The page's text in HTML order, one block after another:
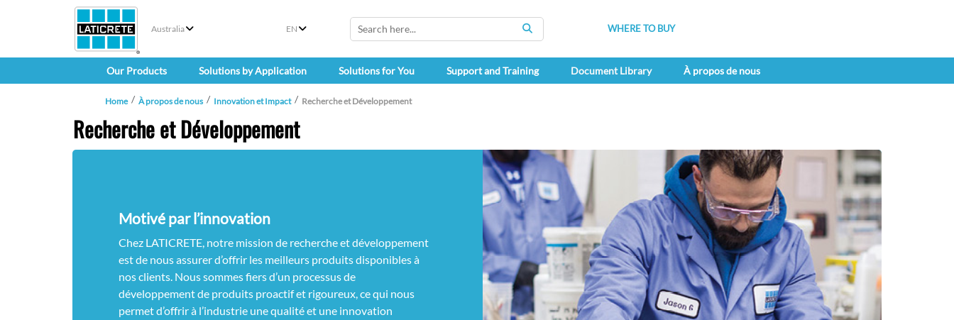
Australia EN
SEARCH
WHERE TO BUY
Our Products Solutions by Application Solutions for You Support and Training Document Library À propos de nous
Home À propos de nous Innovation et Impact Recherche et Développement
Recherche et Développement
Motivé par l’innovation
Chez LATICRETE, notre mission de recherche et développement
est de nous assurer d’offrir les meilleurs produits disponibles à
nos clients. Nous sommes fiers d’un processus de
développement de produits proactif et rigoureux, ce qui nous
permet d’offrir à l’industrie une qualité et une innovation